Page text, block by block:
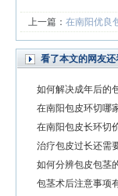
上一篇： 在南阳优良
看了本文的网友还
如何解决成年后的
在南阳包皮环切哪
在南阳包皮长环切
治疗包皮过长还需
如何分辨包皮包茎
包茎术后注意事项